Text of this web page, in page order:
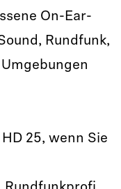
On-Ear-
Rundfunk,
25, wenn Sie